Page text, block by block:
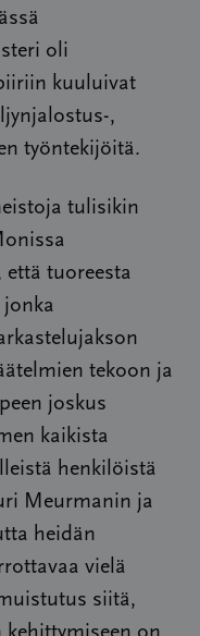
oli
kuuluivat
,
työntekijöitä.
tulisikin
tuoreesta
tekoon ja
joskus
kaikista
henkilöistä
Meurmanin ja
heidän
vielä
siitä,